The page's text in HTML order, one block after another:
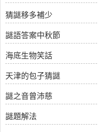
猜謎移多補少
謎語答案中秋節
海底生物笑話
天津的包子猜謎
謎之音曾沛慈
謎題解法